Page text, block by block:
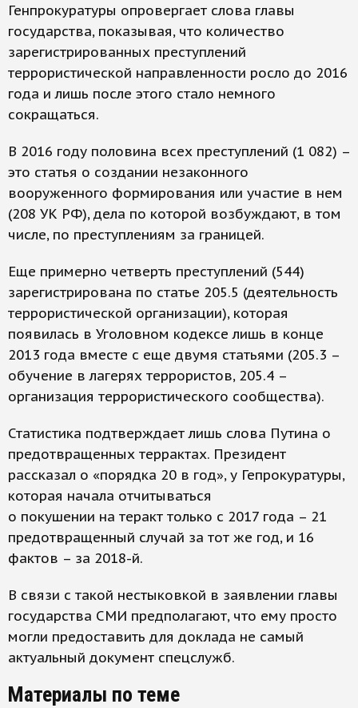
Генпрокуратуры опровергает слова главы
государства, показывая, что количество
зарегистрированных преступлений
террористической направленности росло до 2016
года и лишь после этого стало немного
сокращаться.
В 2016 году половина всех преступлений (1 082) –
это статья о создании незаконного
вооруженного формирования или участие в нем
(208 УК РФ), дела по которой возбуждают, в том
числе, по преступлениям за границей.
Еще примерно четверть преступлений (544)
зарегистрирована по статье 205.5 (деятельность
террористической организации), которая
появилась в Уголовном кодексе лишь в конце
2013 года вместе с еще двумя статьями (205.3 –
обучение в лагерях террористов, 205.4 –
организация террористического сообщества).
Статистика подтверждает лишь слова Путина о
предотвращенных террактах. Президент
рассказал о «порядка 20 в год», у Гепрокуратуры,
которая начала отчитываться
о покушении на теракт только с 2017 года – 21
предотвращенный случай за тот же год, и 16
фактов – за 2018-й.
В связи с такой нестыковкой в заявлении главы
государства СМИ предполагают, что ему просто
могли предоставить для доклада не самый
актуальный документ спецслужб.
Материалы по теме